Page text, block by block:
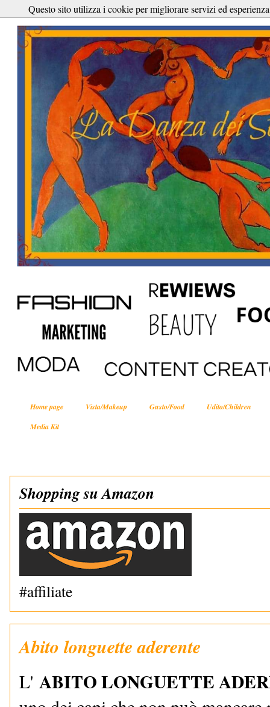
Home page Vista/Makeup Gusto/Food
Udito/Children
Media Kit
Shopping su Amazon
#affiliate
Abito longuette aderente
L' ABITO LONGUETTE
Questo sito utilizza i cookie per migliorare servizi ed